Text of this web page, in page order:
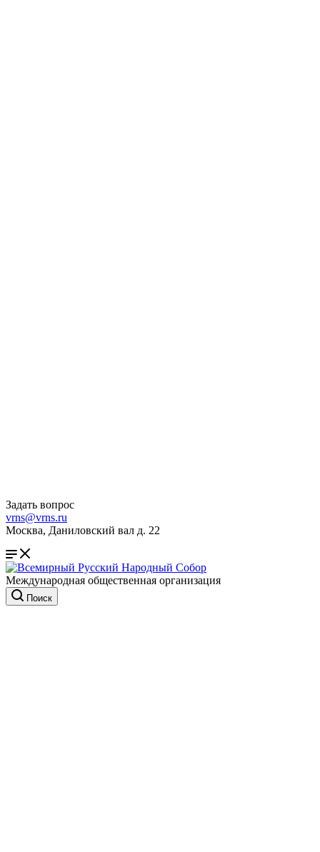
Задать вопрос
vrns@vrns.ru
Москва, Даниловский вал д. 22
Международная общественная организация
Поиск